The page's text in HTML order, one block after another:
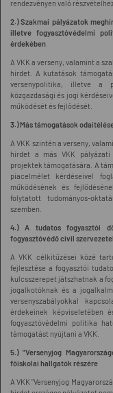
rendezvényen való
2.) Szakmai pályázatok
illetve fogyasztóvédelmi
érdekében
A VKK a verseny, valamint a
hirdet. A kutatások
versenypolitika, illetve a
közgazdasági és jogi
működését és fejlődését.
3.) Más támogatások
A VKK szintén a verseny,
hirdet a más VKK
projektek támogatására. A
piacelmélet kérdéseivel
működésének és
folytatott tudományos-
szemben.
4.) A tudatos fogyasztói
fogyasztóvédő civil
A VKK célkitűzései közé
fejlesztése a fogyasztói
kulcsszerepet játszhatnak a
jogalkotóknak és a
versenyszabályokkal
érdekeinek képviseletében
fogyasztóvédelmi politika
támogatást nyújtani a VKK.
5.) "Versenyjog
főiskolai hallgatók részére
A VKK "Versenyjog